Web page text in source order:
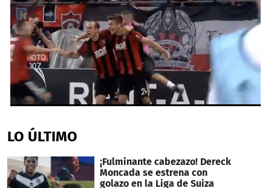
of
34
LO ÚLTIMO
¡Fulminante cabezazo! Dereck
Moncada se estrena con
golazo en la Liga de Suiza